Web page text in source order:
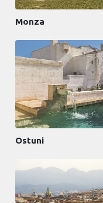
Monza
Ostuni